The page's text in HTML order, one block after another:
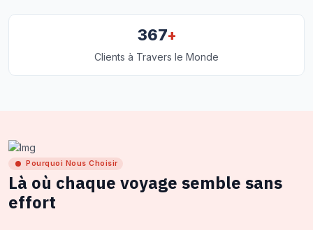
367+
Clients à Travers le Monde
Pourquoi Nous Choisir
Là où chaque voyage semble sans
effort